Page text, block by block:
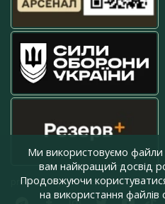
press@armyinform.com.ua
Ми використовуємо
вам найкращий досвід
Продовжуючи
на використання